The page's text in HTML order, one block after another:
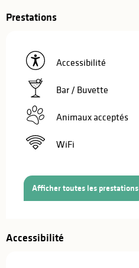
Prestations
Accessibilité
Bar / Buvette
Animaux acceptés
WiFi
Afficher toutes les prestations
Accessibilité